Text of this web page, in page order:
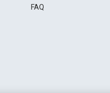
FAQ